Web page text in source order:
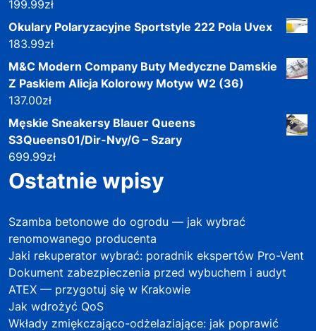
199.99zł
Okulary Polaryzacyjne Sportstyle 222 Pola Uvex
183.99zł
M&C Modern Company Buty Medyczne Damskie
Z Paskiem Alicja Kolorowy Motyw W2 (36)
137.00zł
Męskie Sneakersy Blauer Queens
S3Queens01/Dir-Nvy/G – Szary
699.99zł
Ostatnie wpisy
Szamba betonowe do ogrodu — jak wybrać
renomowanego producenta
Jaki rekuperator wybrać: poradnik ekspertów Pro-Vent
Dokument zabezpieczenia przed wybuchem i audyt
ATEX — przygotuj się w Krakowie
Jak wdrożyć QoS
Wkłady zmiękczająco-odżelaziające: jak poprawić